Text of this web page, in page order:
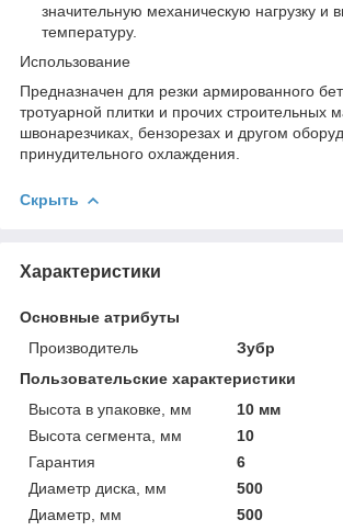
значительную механическую нагрузку и
температуру.
Использование
Предназначен для резки армированного
тротуарной плитки и прочих строительных
швонарезчиках, бензорезах и другом
принудительного охлаждения.
Скрыть
Характеристики
Основные атрибуты
Производитель
Зубр
Пользовательские характеристики
Высота в упаковке, мм
10 мм
Высота сегмента, мм
10
Гарантия
6
Диаметр диска, мм
500
Диаметр, мм
500